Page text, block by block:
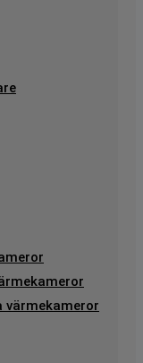
värmekameror